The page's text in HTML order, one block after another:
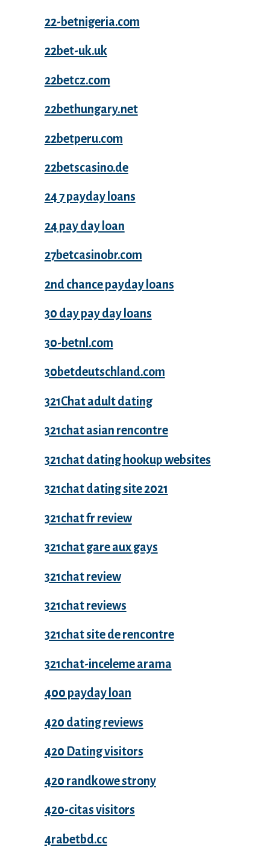
22-betnigeria.com
22bet-uk.uk
22betcz.com
22bethungary.net
22betperu.com
22betscasino.de
24 7 payday loans
24 pay day loan
27betcasinobr.com
2nd chance payday loans
30 day pay day loans
30-betnl.com
30betdeutschland.com
321Chat adult dating
321chat asian rencontre
321chat dating hookup websites
321chat dating site 2021
321chat fr review
321chat gare aux gays
321chat review
321chat reviews
321chat site de rencontre
321chat-inceleme arama
400 payday loan
420 dating reviews
420 Dating visitors
420 randkowe strony
420-citas visitors
4rabetbd.cc